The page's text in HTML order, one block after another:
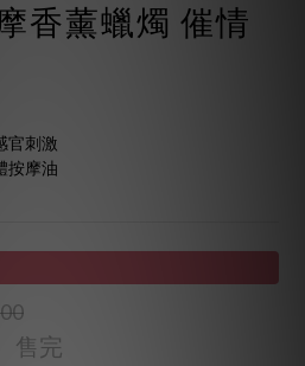
香薰蠟燭 催情
官刺激
按摩油
售完